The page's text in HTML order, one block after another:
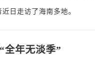
日走访了海南多地。
全年无淡季”